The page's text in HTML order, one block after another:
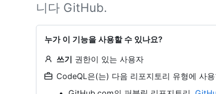
니다 GitHub.
누가 이 기능을 사용할 수 있나요?
쓰기 권한이 있는 사용자
CodeQL은(는) 다음 리포지토리 유형에 사